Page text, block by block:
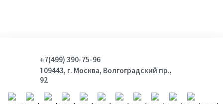
+7(499) 390-75-96
109443, г. Москва, Волгоградский пр.,
92